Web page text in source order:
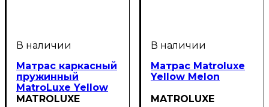
Матрас каркасный
пружинный
MatroLuxe Yellow
Sun/Сан
MATROLUXE
Матрас Matroluxe
Yellow Melon
MATROLUXE